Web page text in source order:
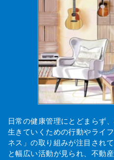
日常の健康管理にとどまらず
生きていくための行動やライ
ネス」の取り組みが注目され
と幅広い活動が見られ、不動